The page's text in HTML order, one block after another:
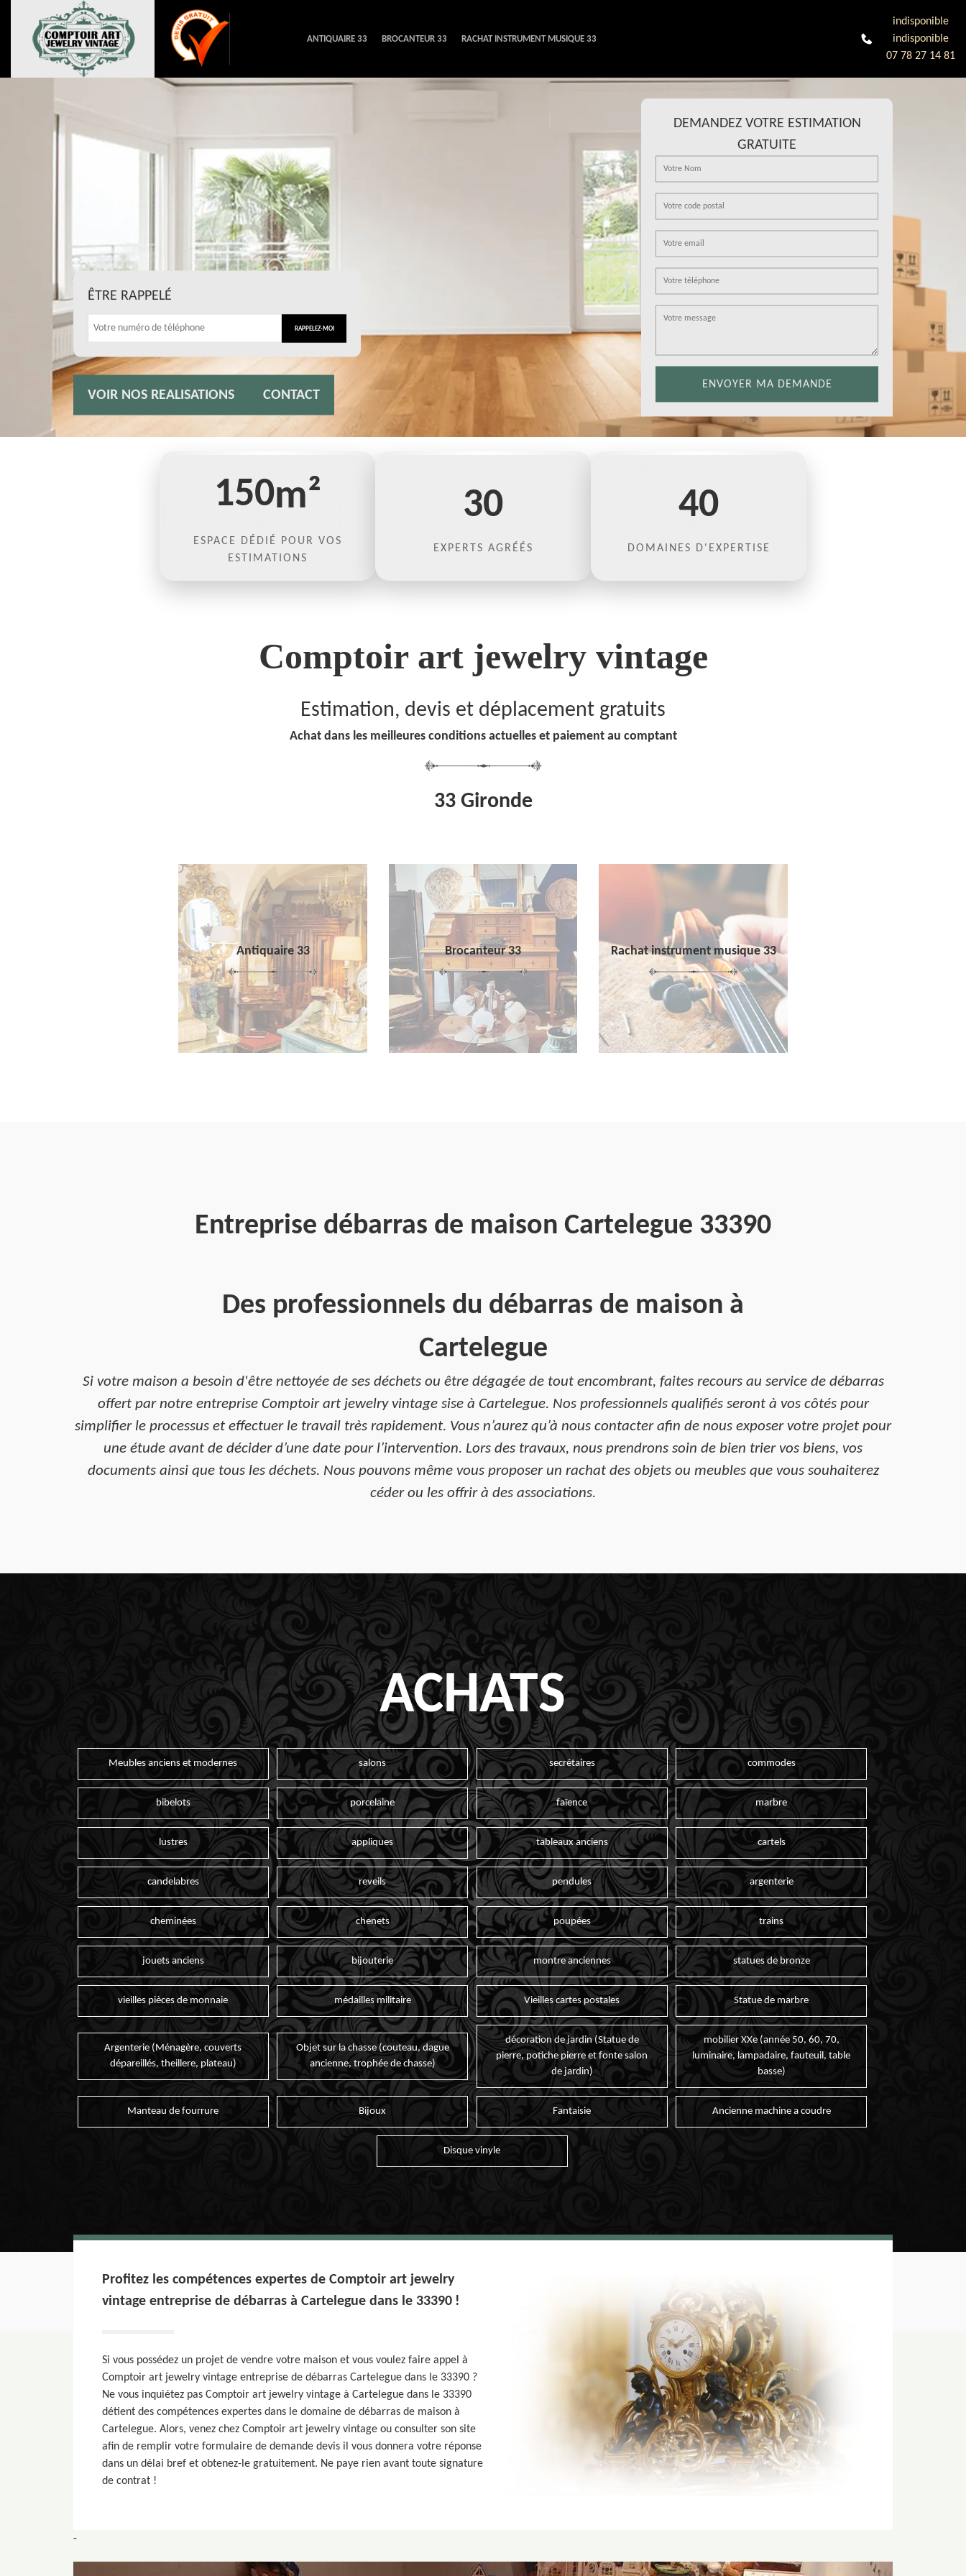
ANTIQUAIRE 33 BROCANTEUR 33 RACHAT INSTRUMENT MUSIQUE 33
indisponible
indisponible
07 78 27 14 81
ÊTRE RAPPELÉ
VOIR NOS REALISATIONS CONTACT
DEMANDEZ VOTRE ESTIMATION
GRATUITE
150m²
ESPACE DÉDIÉ POUR VOS
ESTIMATIONS
30
EXPERTS AGRÉÉS
40
DOMAINES D'EXPERTISE
Comptoir art jewelry vintage
Estimation, devis et déplacement gratuits
Achat dans les meilleures conditions actuelles et paiement au comptant
33 Gironde
Antiquaire 33 Brocanteur 33 Rachat instrument musique 33
Entreprise débarras de maison Cartelegue 33390
Des professionnels du débarras de maison à
Cartelegue
Si votre maison a besoin d'être nettoyée de ses déchets ou être dégagée de tout encombrant, faites recours au service de débarras
offert par notre entreprise Comptoir art jewelry vintage sise à Cartelegue. Nos professionnels qualifiés seront à vos côtés pour
simplifier le processus et effectuer le travail très rapidement. Vous n’aurez qu’à nous contacter afin de nous exposer votre projet pour
une étude avant de décider d’une date pour l’intervention. Lors des travaux, nous prendrons soin de bien trier vos biens, vos
documents ainsi que tous les déchets. Nous pouvons même vous proposer un rachat des objets ou meubles que vous souhaiterez
céder ou les offrir à des associations.
ACHATS
Meubles anciens et modernes salons secrétaires commodes
bibelots porcelaine faïence marbre
lustres appliques tableaux anciens cartels
candelabres reveils pendules argenterie
cheminées chenets poupées trains
jouets anciens bijouterie montre anciennes statues de bronze
vieilles pièces de monnaie médailles militaire Vieilles cartes postales Statue de marbre
Argenterie (Ménagère, couverts
dépareillés, theillere, plateau)
Objet sur la chasse (couteau, dague
ancienne, trophée de chasse)
décoration de jardin (Statue de
pierre, potiche pierre et fonte salon
de jardin)
mobilier XXe (année 50, 60, 70,
luminaire, lampadaire, fauteuil, table
basse)
Manteau de fourrure Bijoux Fantaisie Ancienne machine a coudre
Disque vinyle
Profitez les compétences expertes de Comptoir art jewelry
vintage entreprise de débarras à Cartelegue dans le 33390 !
Si vous possédez un projet de vendre votre maison et vous voulez faire appel à
Comptoir art jewelry vintage entreprise de débarras Cartelegue dans le 33390 ?
Ne vous inquiétez pas Comptoir art jewelry vintage à Cartelegue dans le 33390
détient des compétences expertes dans le domaine de débarras de maison à
Cartelegue. Alors, venez chez Comptoir art jewelry vintage ou consulter son site
afin de remplir votre formulaire de demande devis il vous donnera votre réponse
dans un délai bref et obtenez-le gratuitement. Ne paye rien avant toute signature
de contrat !
-